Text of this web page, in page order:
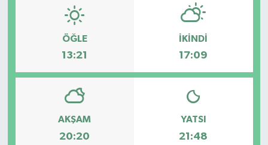
ÖĞLE
13:21
İKINDI
17:09
AKŞAM
20:20
YATSI
21:48